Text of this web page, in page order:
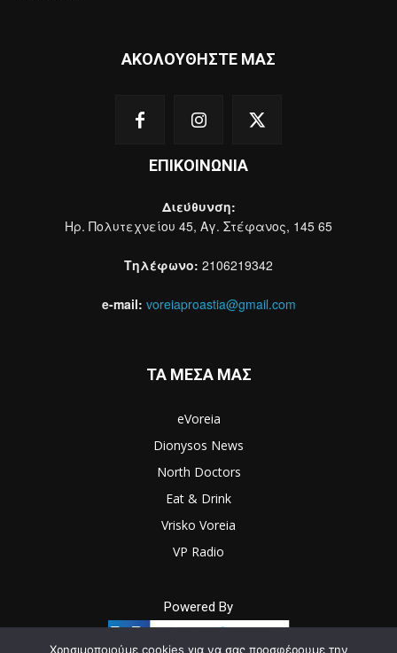
ΑΚΟΛΟΥΘΗΣΤΕ ΜΑΣ
ΕΠΙΚΟΙΝΩΝΙΑ
Διεύθυνση:
Ηρ. Πολυτεχνείου 45, Αγ. Στέφανος, 145 65
Τηλέφωνο: 2106219342
e-mail: voreiaproastia@gmail.com
ΤΑ ΜΕΣΑ ΜΑΣ
eVoreia
Dionysos News
North Doctors
Eat & Drink
Vrisko Voreia
VP Radio
Powered By
Χρησιμοποιούμε cookies για να σας προσφέρουμε την